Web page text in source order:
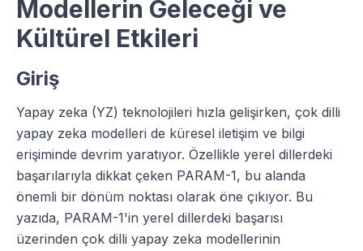
Modellerin Geleceği ve
Kültürel Etkileri
Giriş
Yapay zeka (YZ) teknolojileri hızla gelişirken, çok dilli
yapay zeka modelleri de küresel iletişim ve bilgi
erişiminde devrim yaratıyor. Özellikle yerel dillerdeki
başarılarıyla dikkat çeken PARAM-1, bu alanda
önemli bir dönüm noktası olarak öne çıkıyor. Bu
yazıda, PARAM-1'in yerel dillerdeki başarısı
üzerinden çok dilli yapay zeka modellerinin